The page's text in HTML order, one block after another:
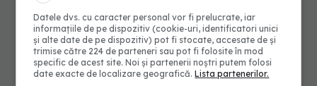
Datele dvs. cu caracter personal vor fi prelucrate, iar
informațiile de pe dispozitiv (cookie-uri, identificatori unici
și alte date de pe dispozitiv) pot fi stocate, accesate de și
trimise către 224 de parteneri sau pot fi folosite în mod
specific de acest site. Noi și partenerii noștri putem folosi
date exacte de localizare geografică.Lista partenerilor.